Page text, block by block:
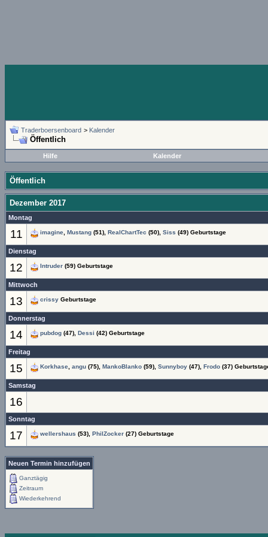
Traderboersenboard > Kalender
Öffentlich
Hilfe Kalender
Öffentlich
Dezember 2017
Montag
11 imagine Mustang (51), RealChartTec (50), Siss (49) Geburtstage
Dienstag
12 Intruder (59) Geburtstage
Mittwoch
13 crissy Geburtstage
Donnerstag
14 pubdog (47), Dessi (42) Geburtstage
Freitag
15 Korkhase angu (75), MankoBlanko (59), Sunnyboy (47), Frodo (37)
Samstag
16
Sonntag
17 wellershaus (53), PhilZocker (27) Geburtstage
Neuen Termin hinzufügen
Ganztägig
Zeitraum
Wiederkehrend